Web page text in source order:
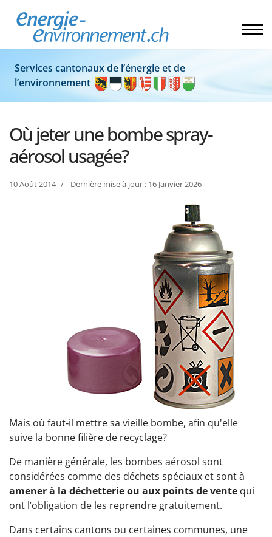
Services cantonaux de l’énergie et de
l’environnement
Où jeter une bombe spray-
aérosol usagée?
10 Août 2014 Dernière mise à jour : 16 Janvier 2026
Mais où faut‑il mettre sa vieille bombe, afin qu'elle
suive la bonne filière de recyclage?
De manière générale, les bombes aérosol sont
considérées comme des déchets spéciaux et sont à
amener à la déchetterieou aux points de vente qui
ont l’obligation de les reprendre gratuitement.
Dans certains cantons ou certaines communes, une